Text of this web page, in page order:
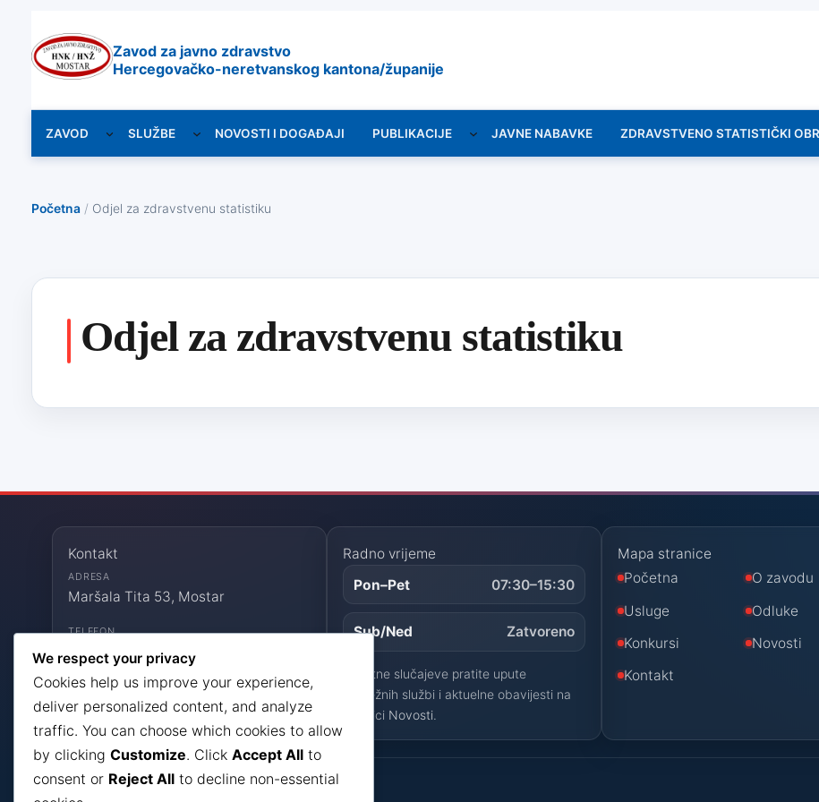
Zavod za javno zdravstvo
Hercegovačko-neretvanskog kantona/županije
ZAVOD SLUŽBE NOVOSTI I DOGAĐAJI PUBLIKACIJE JAVNE NABAVKE ZDRAVSTVENO STATISTIČKI
Početna / Odjel za zdravstvenu statistiku
Odjel za zdravstvenu statistiku
Kontakt
ADRESA
Maršala Tita 53, Mostar
TELEFON
+387 36 551 478
EMAIL
info@zzjz.ba
Radno vrijeme
Pon–Pet
07:30–15:30
Sub/Ned Zatvoreno
Za hitne slučajeve pratite upute
nadležnih službi i aktuelne obavijesti na
stranici Novosti.
Mapa stranice
Početna
O zavodu
Usluge
Odluke
Konkursi
Novosti
Kontakt
ZZJZ HNK
We respect your privacy
Cookies help us improve your experience,
deliver personalized content, and analyze
traffic. You can choose which cookies to allow
by clicking Customize. Click Accept All to
consent or Reject All to decline non-essential